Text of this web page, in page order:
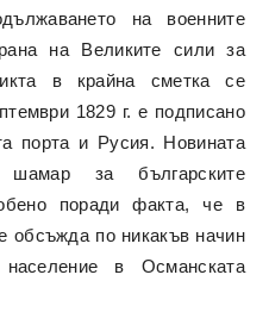
на военните
на Великите сили за
в крайна сметка се
1829 г. е подписано
порта и Русия. Новината
за българските
поради факта, че в
обсъжда по никакъв начин
в Османската